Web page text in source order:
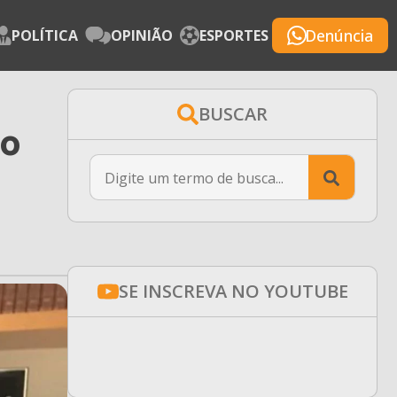
POLÍTICA OPINIÃO ESPORTES Denúncia
BUSCAR
for:
SE INSCREVA NO YOUTUBE